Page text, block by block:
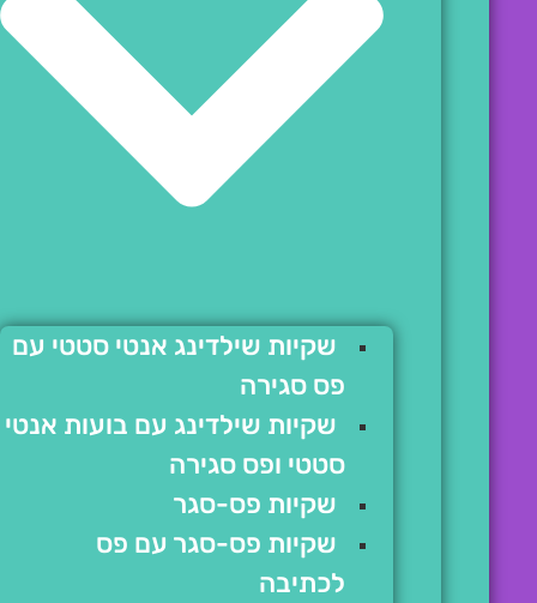
שקיות שילדינג אנטי סטטי עם
פס סגירה
שקיות שילדינג עם בועות אנטי
סטטי ופס סגירה
שקיות פס-סגר
שקיות פס-סגר עם פס
לכתיבה